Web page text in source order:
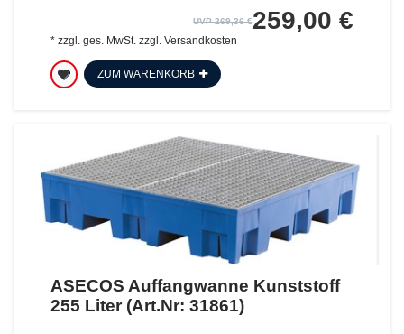
UVP 269,36 €259,00 €
* zzgl. ges. MwSt. zzgl. Versandkosten
ZUM WARENKORB
ASECOS Auffangwanne Kunststoff
255 Liter (Art.Nr: 31861)